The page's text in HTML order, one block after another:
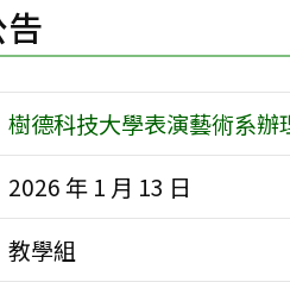
樹德科技大學表演藝術系辦
2026 年 1 月 13 日
教學組